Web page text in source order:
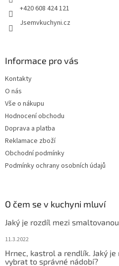
+420 608 424 121
Jsemvkuchyni.cz
Informace pro vás
Kontakty
O nás
Vše o nákupu
Hodnocení obchodu
Doprava a platba
Reklamace zboží
Obchodní podmínky
Podmínky ochrany osobních údajů
O čem se v kuchyni mluví
Jaký je rozdíl mezi
11.3.2022
Hrnec, kastrol a rendlík. Jaký
vybrat to správné nádobí?